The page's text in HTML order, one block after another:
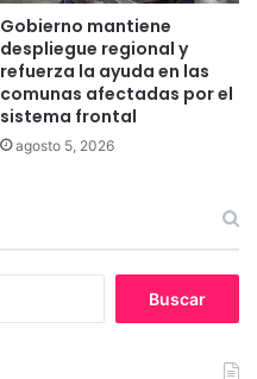
Gobierno mantiene
despliegue regional y
refuerza la ayuda en las
comunas afectadas por el
sistema frontal
agosto 5, 2026